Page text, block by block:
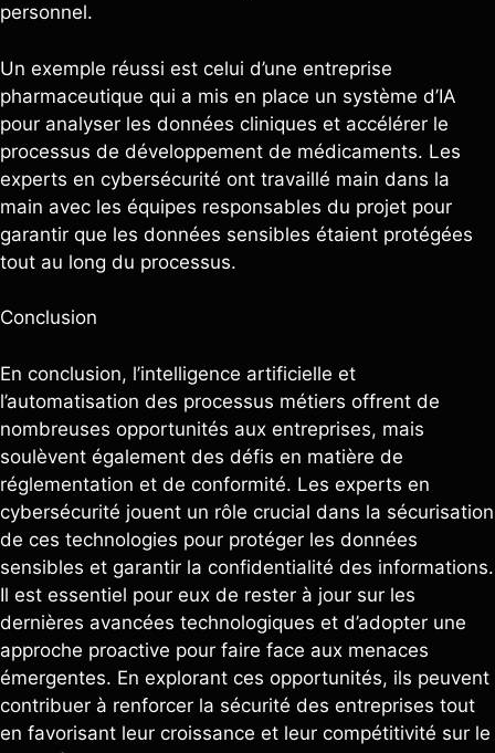
personnel.
Un exemple réussi est celui d’une entreprise
pharmaceutique qui a mis en place un système d’IA
pour analyser les données cliniques et accélérer le
processus de développement de médicaments. Les
experts en cybersécurité ont travaillé main dans la
main avec les équipes responsables du projet pour
garantir que les données sensibles étaient protégées
tout au long du processus.
Conclusion
En conclusion, l’intelligence artificielle et
l’automatisation des processus métiers offrent de
nombreuses opportunités aux entreprises, mais
soulèvent également des défis en matière de
réglementation et de conformité. Les experts en
cybersécurité jouent un rôle crucial dans la sécurisation
de ces technologies pour protéger les données
sensibles et garantir la confidentialité des informations.
Il est essentiel pour eux de rester à jour sur les
dernières avancées technologiques et d’adopter une
approche proactive pour faire face aux menaces
émergentes. En explorant ces opportunités, ils peuvent
contribuer à renforcer la sécurité des entreprises tout
en favorisant leur croissance et leur compétitivité sur le